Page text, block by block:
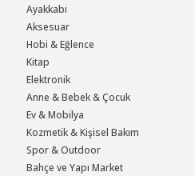
Ayakkabı
Aksesuar
Hobi & Eğlence
Kitap
Elektronik
Anne & Bebek & Çocuk
Ev & Mobilya
Kozmetik & Kişisel Bakım
Spor & Outdoor
Bahçe ve Yapı Market